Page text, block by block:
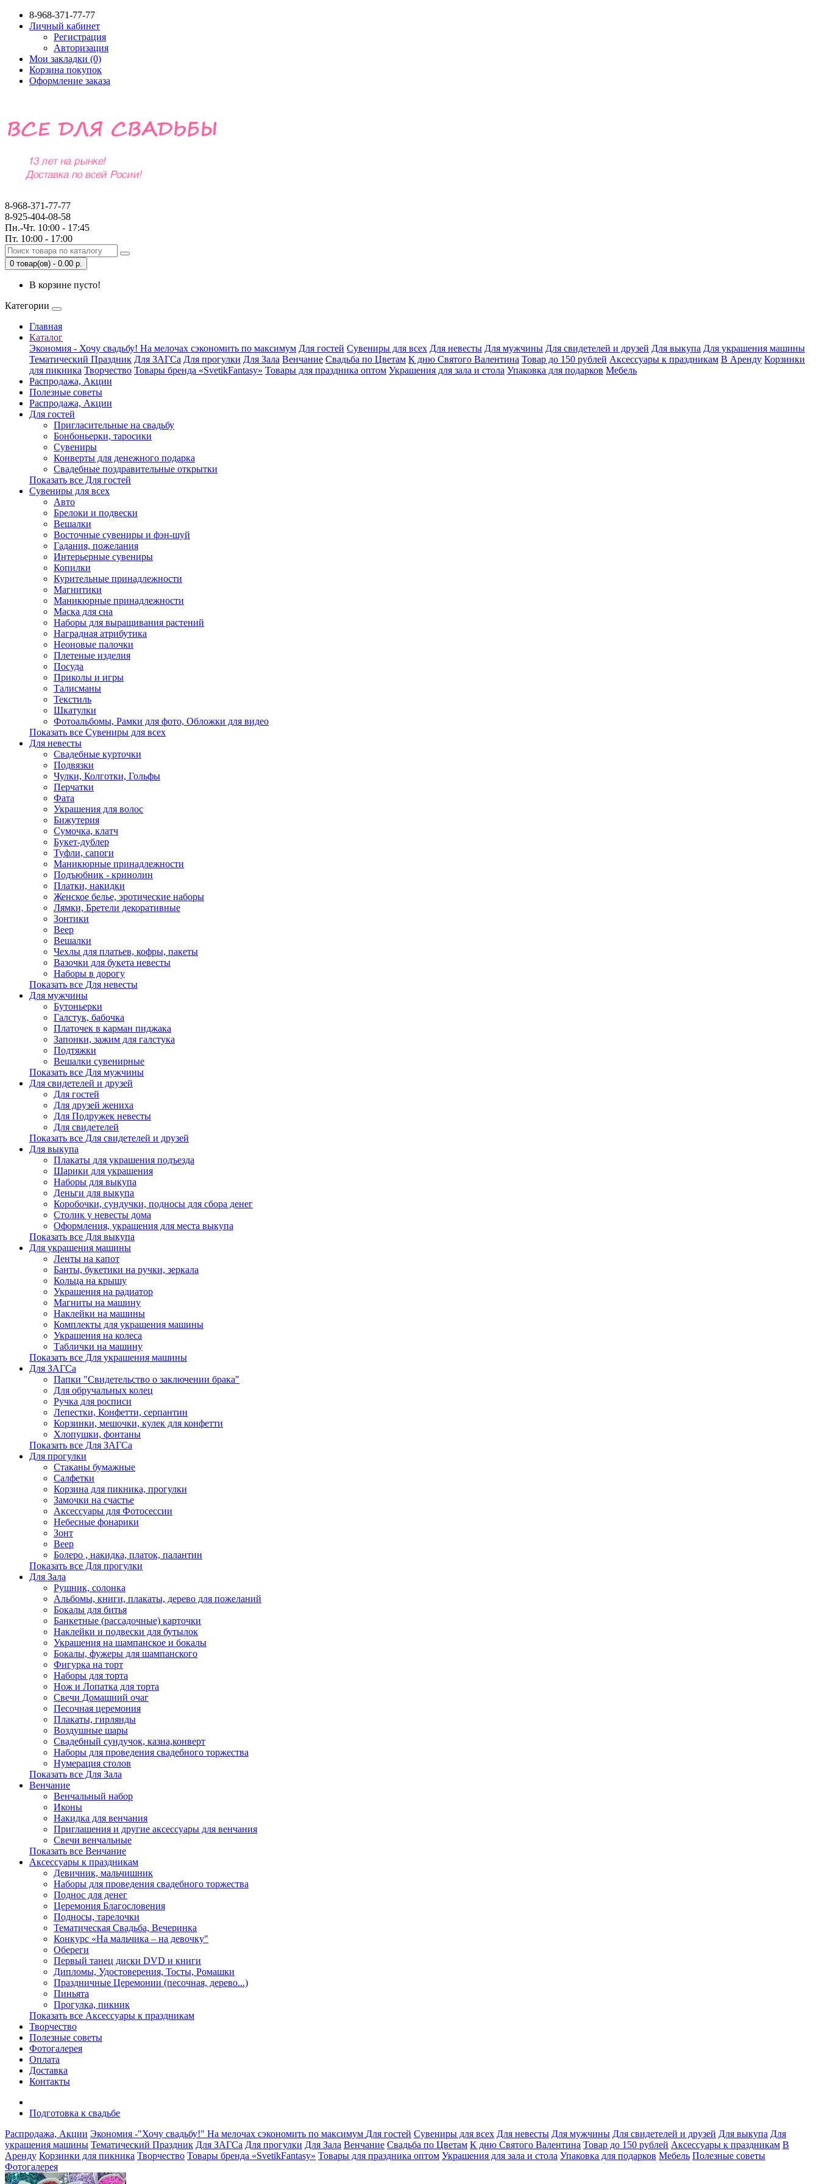
8-968-371-77-77
Личный кабинет
Регистрация
Авторизация
Мои закладки (0)
Корзина покупок
Оформление заказа
8-968-371-77-77
8-925-404-08-58
Пн.-Чт. 10:00 - 17:45
Пт. 10:00 - 17:00
0 товар(ов) - 0.00 р.
В корзине пусто!
Категории
Главная
Каталог
Экономия - Хочу свадьбу! На мелочах сэкономить по максимум Для гостей Сувениры для всех Для невесты Для мужчины Для свидетелей и друзей Для выкупа Для украшения машины
Тематический Праздник Для ЗАГСа Для прогулки Для Зала Венчание Свадьба по Цветам К дню Святого Валентина Товар до 150 рублей Аксессуары к праздникам В Аренду Корзинки
для пикника Творчество Товары бренда «SvetikFantasy» Товары для праздника оптом Украшения для зала и стола Упаковка для подарков Мебель
Распродажа, Акции
Полезные советы
Распродажа, Акции
Для гостей
Пригласительные на свадьбу
Бонбоньерки, таросики
Сувениры
Конверты для денежного подарка
Свадебные поздравительные открытки
Показать все Для гостей
Сувениры для всех
Авто
Брелоки и подвески
Вешалки
Восточные сувениры и фэн-шуй
Гадания, пожелания
Интерьерные сувениры
Копилки
Курительные принадлежности
Магнитики
Маникюрные принадлежности
Маска для сна
Наборы для выращивания растений
Наградная атрибутика
Неоновые палочки
Плетеные изделия
Посуда
Приколы и игры
Талисманы
Текстиль
Шкатулки
Фотоальбомы, Рамки для фото, Обложки для видео
Показать все Сувениры для всех
Для невесты
Свадебные курточки
Подвязки
Чулки, Колготки, Гольфы
Перчатки
Фата
Украшения для волос
Бижутерия
Сумочка, клатч
Букет-дублер
Туфли, сапоги
Маникюрные принадлежности
Подъюбник - кринолин
Платки, накидки
Женское белье, эротические наборы
Лямки, Бретели декоративные
Зонтики
Веер
Вешалки
Чехлы для платьев, кофры, пакеты
Вазочки для букета невесты
Наборы в дорогу
Показать все Для невесты
Для мужчины
Бутоньерки
Галстук, бабочка
Платочек в карман пиджака
Запонки, зажим для галстука
Подтяжки
Вешалки сувенирные
Показать все Для мужчины
Для свидетелей и друзей
Для гостей
Для друзей жениха
Для Подружек невесты
Для свидетелей
Показать все Для свидетелей и друзей
Для выкупа
Плакаты для украшения подъезда
Шарики для украшения
Наборы для выкупа
Деньги для выкупа
Коробочки, сундучки, подносы для сбора денег
Столик у невесты дома
Оформления, украшения для места выкупа
Показать все Для выкупа
Для украшения машины
Ленты на капот
Банты, букетики на ручки, зеркала
Кольца на крышу
Украшения на радиатор
Магниты на машину
Наклейки на машины
Комплекты для украшения машины
Украшения на колеса
Таблички на машину
Показать все Для украшения машины
Для ЗАГСа
Папки "Свидетельство о заключении брака"
Для обручальных колец
Ручка для росписи
Лепестки, Конфетти, серпантин
Корзинки, мешочки, кулек для конфетти
Хлопушки, фонтаны
Показать все Для ЗАГСа
Для прогулки
Стаканы бумажные
Салфетки
Корзина для пикника, прогулки
Замочки на счастье
Аксессуары для Фотосессии
Небесные фонарики
Зонт
Веер
Болеро , накидка, платок, палантин
Показать все Для прогулки
Для Зала
Рушник, солонка
Альбомы, книги, плакаты, дерево для пожеланий
Бокалы для битья
Банкетные (рассадочные) карточки
Наклейки и подвески для бутылок
Украшения на шампанское и бокалы
Бокалы, фужеры для шампанского
Фигурка на торт
Наборы для торта
Нож и Лопатка для торта
Свечи Домашний очаг
Песочная церемония
Плакаты, гирлянды
Воздушные шары
Свадебный сундучок, казна,конверт
Наборы для проведения свадебного торжества
Нумерация столов
Показать все Для Зала
Венчание
Венчальный набор
Иконы
Накидка для венчания
Приглашения и другие аксессуары для венчания
Свечи венчальные
Показать все Венчание
Аксессуары к праздникам
Девичник, мальчишник
Наборы для проведения свадебного торжества
Поднос для денег
Церемония Благословения
Подносы, тарелочки
Тематическая Свадьба, Вечеринка
Конкурс «На мальчика – на девочку"
Обереги
Первый танец диски DVD и книги
Дипломы, Удостоверения, Тосты, Ромашки
Праздничные Церемонии (песочная, дерево...)
Пиньята
Прогулка, пикник
Показать все Аксессуары к праздникам
Творчество
Полезные советы
Фотогалерея
Оплата
Доставка
Контакты
Подготовка к свадьбе
Распродажа, Акции Экономия -"Хочу свадьбу!" На мелочах сэкономить по максимум Для гостей Сувениры для всех Для невесты Для мужчины Для свидетелей и друзей Для выкупа Для
украшения машины Тематический Праздник Для ЗАГСа Для прогулки Для Зала Венчание Свадьба по Цветам К дню Святого Валентина Товар до 150 рублей Аксессуары к праздникам В
Аренду Корзинки для пикника Творчество Товары бренда «SvetikFantasy» Товары для праздника оптом Украшения для зала и стола Упаковка для подарков Мебель Полезные советы
Фотогалерея